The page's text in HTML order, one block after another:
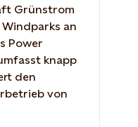
Grünstrom
an
Power
knapp
den
von